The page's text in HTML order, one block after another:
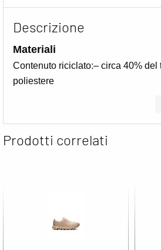
Descrizione
Materiali
Contenuto riciclato:– circa 40% del
poliestere
Prodotti correlati